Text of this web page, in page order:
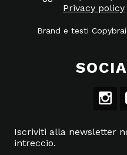
Privacy policy
Brand e testi
Iscriviti alla newsletter
intreccio.